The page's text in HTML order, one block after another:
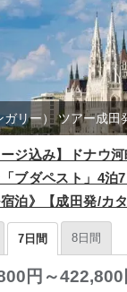
ージ込み】ドナウ
ブダペスト」4泊
泊》【成田発/カ
ガリー） ツアー成田
7日間 8日間
円～422,800